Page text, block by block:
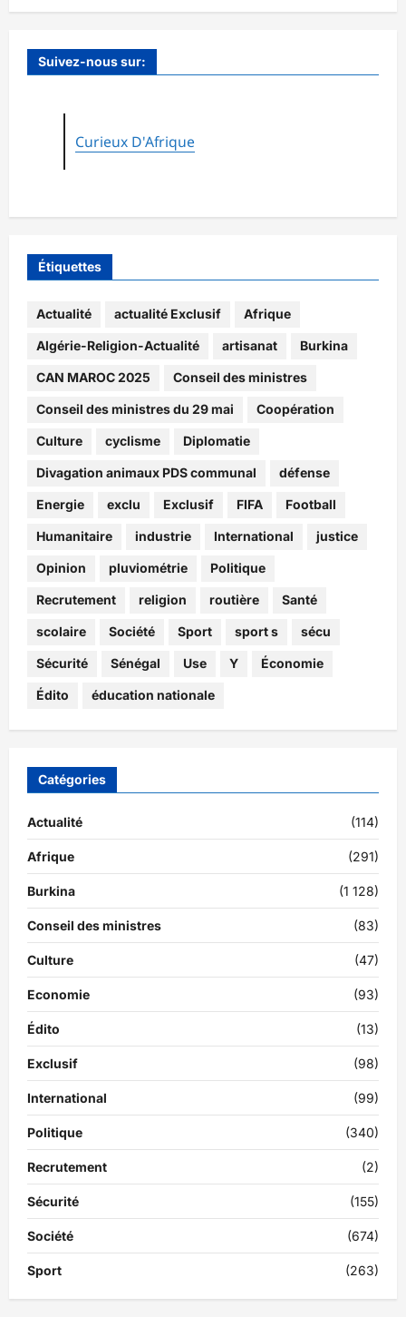
Suivez-nous sur:
Curieux D'Afrique
Étiquettes
Actualité actualité Exclusif Afrique
Algérie-Religion-Actualité artisanat Burkina
CAN MAROC 2025 Conseil des ministres
Conseil des ministres du 29 mai Coopération
Culture cyclisme Diplomatie
Divagation animaux PDS communal défense
Energie exclu Exclusif FIFA Football
Humanitaire industrie International justice
Opinion pluviométrie Politique
Recrutement religion routière Santé
scolaire Société Sport sport s sécu
Sécurité Sénégal Use Y Économie
Édito éducation nationale
Catégories
Actualité (114)
Afrique (291)
Burkina (1 128)
Conseil des ministres (83)
Culture (47)
Economie (93)
Édito (13)
Exclusif (98)
International (99)
Politique (340)
Recrutement (2)
Sécurité (155)
Société (674)
Sport (263)